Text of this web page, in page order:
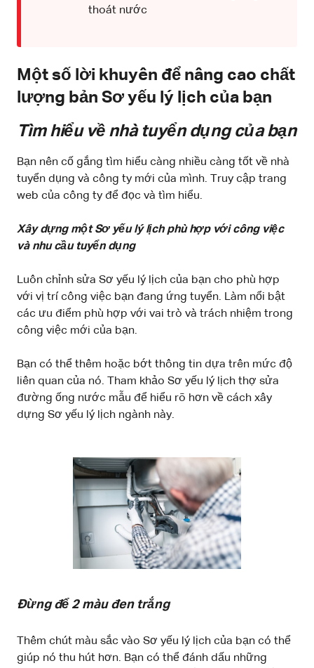
thoát nước
Một số lời khuyên để nâng cao chất
lượng bản Sơ yếu lý lịch của bạn
Tìm hiểu về nhà tuyển dụng của bạn
Bạn nên cố gắng tìm hiểu càng nhiều càng tốt về nhà
tuyển dụng và công ty mới của mình. Truy cập trang
web của công ty để đọc và tìm hiểu.
Xây dựng một Sơ yếu lý lịch phù hợp với công việc
và nhu cầu tuyển dụng
Luôn chỉnh sửa Sơ yếu lý lịch của bạn cho phù hợp
với vị trí công việc bạn đang ứng tuyển. Làm nổi bật
các ưu điểm phù hợp với vai trò và trách nhiệm trong
công việc mới của bạn.
Bạn có thể thêm hoặc bớt thông tin dựa trên mức độ
liên quan của nó. Tham khảo Sơ yếu lý lịch thợ sửa
đường ống nước mẫu để hiểu rõ hơn về cách xây
dựng Sơ yếu lý lịch ngành này.
Đừng để 2 màu đen trắng
Thêm chút màu sắc vào Sơ yếu lý lịch của bạn có thể
giúp nó thu hút hơn. Bạn có thể đánh dấu những